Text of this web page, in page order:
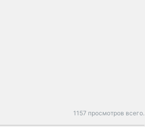
1157 просмотров всего.